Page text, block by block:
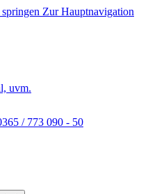
Zur Hauptnavigation
uvm.
/ 773 090 - 50